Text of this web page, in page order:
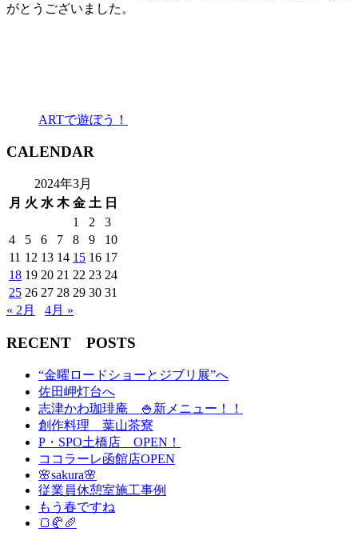
がとうございました。
ARTで遊ぼう！
CALENDAR
2024年3月
月 火 水 木 金 土 日
1
2
3
4
5 6 7 8 9
10
11 12 13 14 15 16 17
18 19 20 21 22 23 24
25 26 27 28 29 30 31
« 2月
4月 »
RECENT POSTS
“金曜ロードショーとジブリ展”へ
佐田岬灯台へ
志津かわ珈琲庵 🍚新メニュー！！
創作料理 葉山茶寮
P・SPO土橋店 OPEN！
ココラーレ函館店OPEN
🌸sakura🌸
従業員休憩室施工事例
もう春ですね
🍞🥐🥖